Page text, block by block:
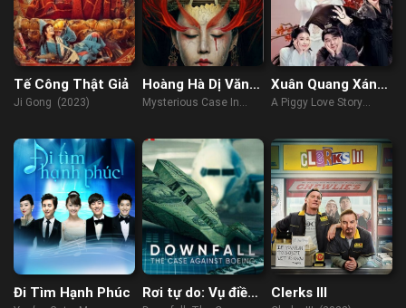
Tế Công Thật Giả
Ji Gong (2023)
Hoàng Hà Dị Văn
Lục
Mysterious Case In
Xuân Quang Xán
Lạn Trư Bát Giới
A Piggy Love Story
Đi Tìm Hạnh Phúc
Rơi tự do: Vụ điều
Clerks III